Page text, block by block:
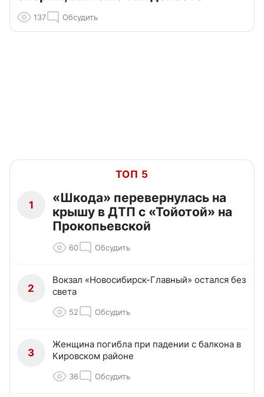
137 Обсудить
ТОП 5
1
«Шкода» перевернулась на
крышу в ДТП с «Тойотой» на
Прокопьевской
60 Обсудить
2
Вокзал «Новосибирск-Главный» остался без
света
52 Обсудить
3
Женщина погибла при падении с балкона в
Кировском районе
36 Обсудить